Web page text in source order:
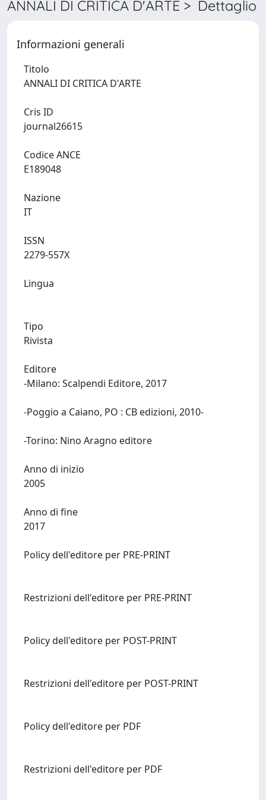
ANNALI DI CRITICA D'ARTE > Dettaglio
Informazioni generali
Titolo
Cris ID
Codice ANCE
Nazione
ISSN
Lingua
Tipo
Rivista
Editore
-Milano: Scalpendi Editore, 2017
-Poggio a Caiano, PO : CB edizioni, 2010-
Anno di inizio
Anno di fine
Policy dell'editore per PRE-PRINT
Restrizioni dell'editore per PRE-PRINT
Policy dell'editore per POST-PRINT
Restrizioni dell'editore per POST-PRINT
Policy dell'editore per PDF
Restrizioni dell'editore per PDF